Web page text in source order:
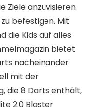
Ziele anzuvisieren
befestigen. Mit
die Kids auf alles
bietet
nacheinander
mit der
die 8 Darts enthält,
2.0 Blaster